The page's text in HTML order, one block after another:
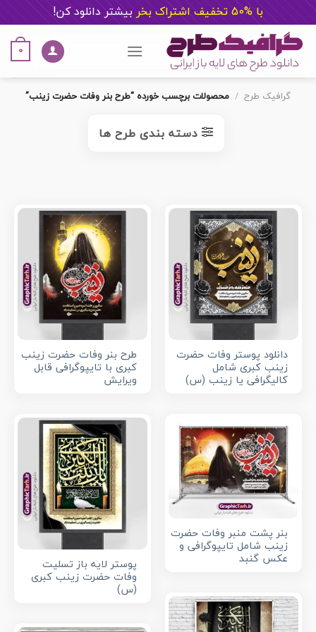
با %50 تخفیف اشتراک بخر بیشتر دانلود کن!
content
0
گرافیک طرح / محصولات برچسب خورده “طرح بنر وفات حضرت زینب”
دسته بندی طرح ها
دانلود پوستر وفات حضرت
زینب کبری شامل
کالیگرافی یا زینب (س)
طرح بنر وفات حضرت زینب
کبری با تایپوگرافی قابل
ویرایش
بنر پشت منبر وفات حضرت
زینب شامل تایپوگرافی و
عکس گنبد
پوستر لایه باز تسلیت
وفات حضرت زینب کبری
(س)